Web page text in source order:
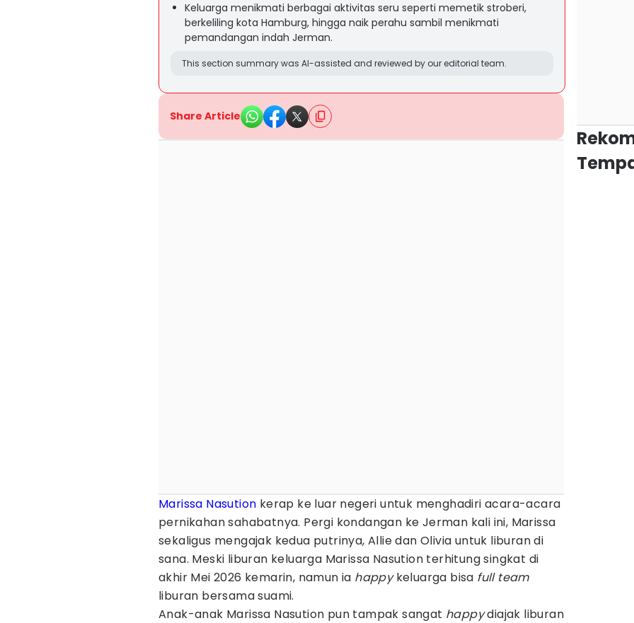
Keluarga menikmati berbagai aktivitas seru seperti memetik stroberi,
berkeliling kota Hamburg, hingga naik perahu sambil menikmati
pemandangan indah Jerman.
This section summary was AI-assisted and reviewed by our editorial team.
Share Article
Marissa Nasution kerap ke luar negeri untuk menghadiri acara-acara
pernikahan sahabatnya. Pergi kondangan ke Jerman kali ini, Marissa
sekaligus mengajak kedua putrinya, Allie dan Olivia untuk liburan di
sana. Meski liburan keluarga Marissa Nasution terhitung singkat di
akhir Mei 2026 kemarin, namun ia happykeluarga bisa full team
liburan bersama suami.
Anak-anak Marissa Nasution pun tampak sangat happydiajak liburan